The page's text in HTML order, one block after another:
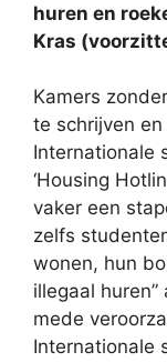
huren en
Kras (voor
Kamers
te schrijven
Internationale
‘Housing
vaker een
zelfs
wonen, hun
illegaal
mede
Internationale